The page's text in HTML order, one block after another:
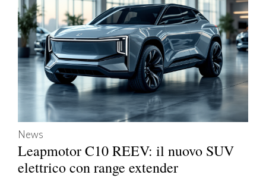
News
Leapmotor C10 REEV: il nuovo SUV
elettrico con range extender